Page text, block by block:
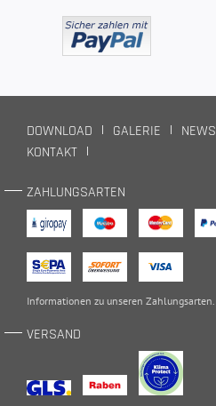
DOWNLOAD GALERIE NEWS
KONTAKT
ZAHLUNGSARTEN
Informationen zu unseren Zahlungsarten
VERSAND